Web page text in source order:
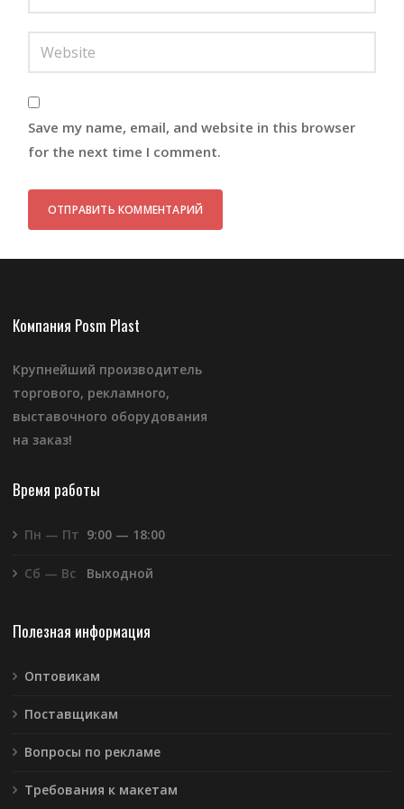
Save my name, email, and website in this browser
for the next time I comment.
Компания Posm Plast
Крупнейший производитель
торгового, рекламного,
выставочного оборудования
на заказ!
Время работы
Пн — Пт 9:00 — 18:00
Сб — Вс Выходной
Полезная информация
Оптовикам
Поставщикам
Вопросы по рекламе
Требования к макетам